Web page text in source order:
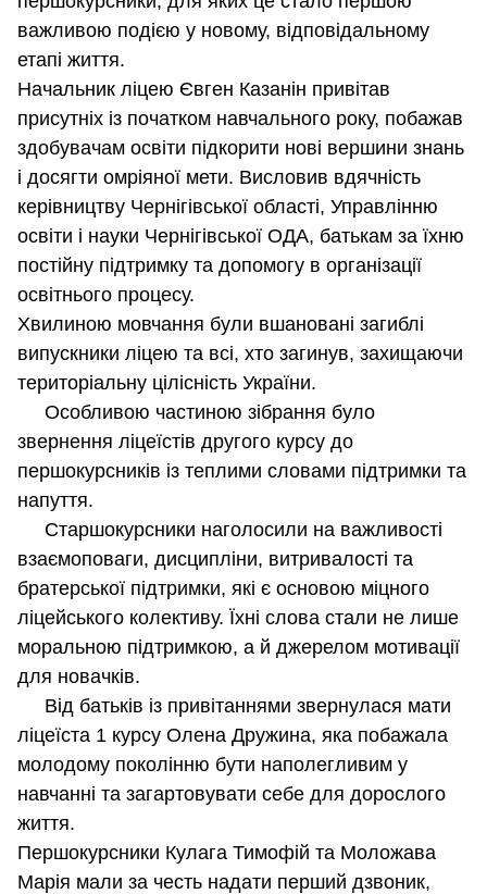
важливою подією у новому, відповідальному
етапі життя.
Начальник ліцею Євген Казанін привітав
присутніх із початком навчального року, побажав
здобувачам освіти підкорити нові вершини знань
і досягти омріяної мети. Висловив вдячність
керівництву Чернігівської області, Управлінню
освіти і науки Чернігівської ОДА, батькам за їхню
постійну підтримку та допомогу в організації
освітнього процесу.
Хвилиною мовчання були вшановані загиблі
випускники ліцею та всі, хто загинув, захищаючи
територіальну цілісність України.
Особливою частиною зібрання було
звернення ліцеїстів другого курсу до
першокурсників із теплими словами підтримки та
напуття.
Старшокурсники наголосили на важливості
взаємоповаги, дисципліни, витривалості та
братерської підтримки, які є основою міцного
ліцейського колективу. Їхні слова стали не лише
моральною підтримкою, а й джерелом мотивації
для новачків.
Від батьків із привітаннями звернулася мати
ліцеїста 1 курсу Олена Дружина, яка побажала
молодому поколінню бути наполегливим у
навчанні та загартовувати себе для дорослого
життя.
Першокурсники Кулага Тимофій та Моложава
Марія мали за честь надати перший дзвоник,